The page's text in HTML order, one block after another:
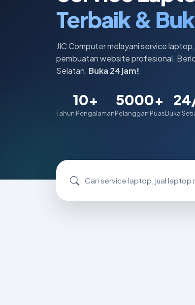
Terbaik &
JIC Computer melayani service
pembuatan website profesional.
Selatan. Buka 24 jam!
10+
Tahun Pengalaman
5000+
Pelanggan PuasBuka
Cari service laptop, produk, atau